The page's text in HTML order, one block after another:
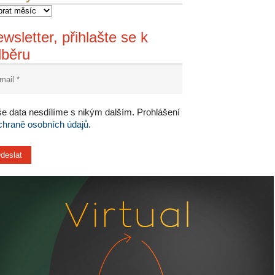
přihlašte se k
data nesdílíme s nikým dalším. Prohlášení
osobních údajů.